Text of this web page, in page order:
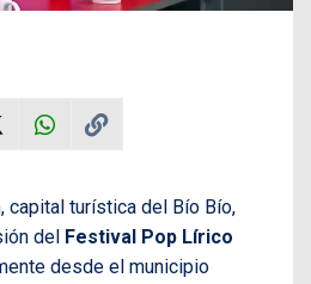
capital turística del Bío Bío,
del Festival Pop Lírico
desde el municipio